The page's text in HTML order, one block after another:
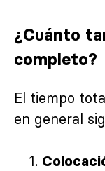
¿Cuánto
completo?
El tiempo
en general